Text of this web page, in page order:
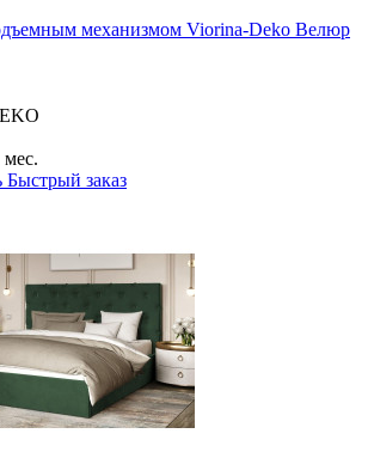
механизмом Viorina-Deko Велюр
мес.
Быстрый заказ